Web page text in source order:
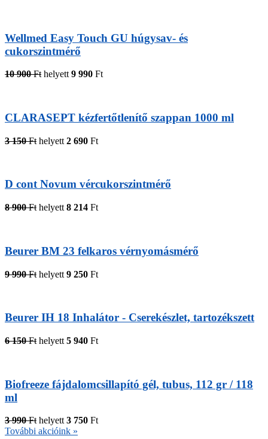
Wellmed Easy Touch GU húgysav- és
cukorszintmérő
10 900 Ft helyett 9 990 Ft
CLARASEPT kézfertőtlenítő szappan 1000 ml
3 150 Ft helyett 2 690 Ft
D cont Novum vércukorszintmérő
8 900 Ft helyett 8 214 Ft
Beurer BM 23 felkaros vérnyomásmérő
9 990 Ft helyett 9 250 Ft
Beurer IH 18 Inhalátor - Cserekészlet, tartozékszett
6 150 Ft helyett 5 940 Ft
Biofreeze fájdalomcsillapító gél, tubus, 112 gr / 118
ml
3 990 Fthelyett3 750 Ft
További akcióink »